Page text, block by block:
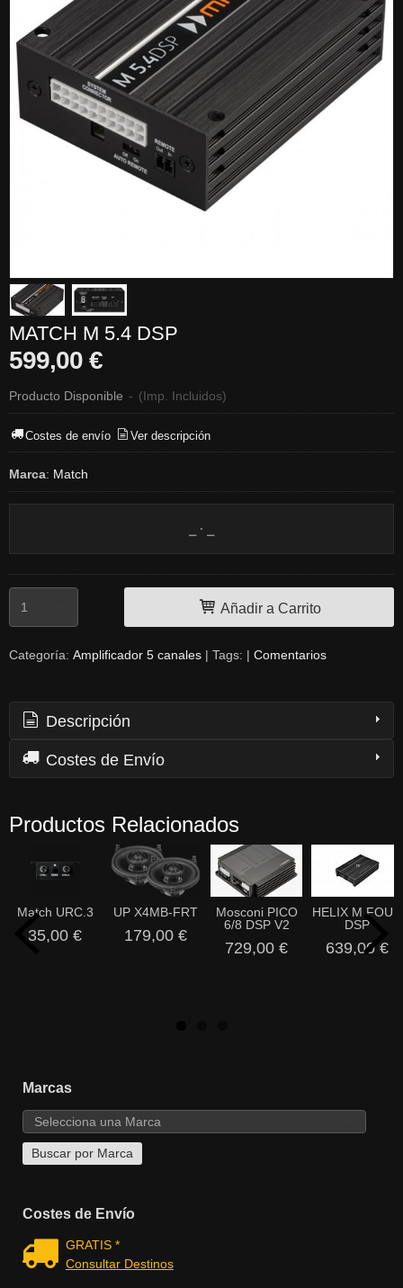
Marcas
Costes de Envío
GRATIS *
Consultar Destinos
MATCH M 5.4 DSP
599,00 €
Producto Disponible - (Imp. Incluidos)
Costes de envío Ver descripción
Marca: Match
Añadir a Carrito
Categoría: Amplificador 5 canales | Tags: | Comentarios
Descripción
Costes de Envío
Productos Relacionados
Match URC.3
35,00 €
UP X4MB-FRT
179,00 €
Mosconi PICO
6/8 DSP V2
729,00 €
HELIX M FOUR
DSP
639,00 €